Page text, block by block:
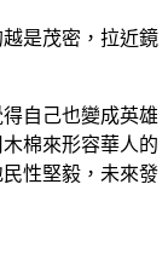
是茂密，拉近鏡
自己也變成英雄
棉來形容華人的
性堅毅，未來發